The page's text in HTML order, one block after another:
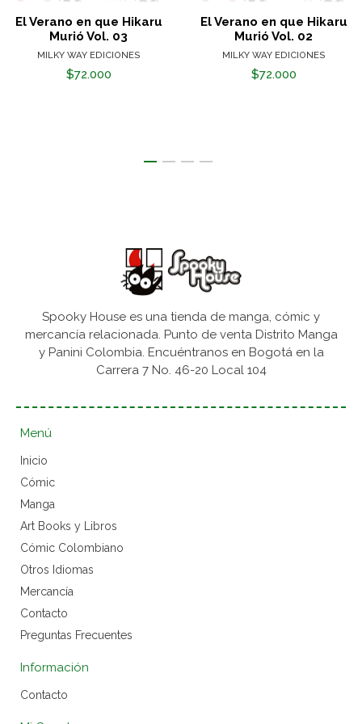
El Verano en que Hikaru
Murió Vol. 03
MILKY WAY EDICIONES
$72.000
El Verano en que Hikaru
Murió Vol. 02
MILKY WAY EDICIONES
$72.000
Spooky House es una tienda de manga, cómic y
mercancía relacionada. Punto de venta Distrito Manga
y Panini Colombia. Encuéntranos en Bogotá en la
Carrera 7 No. 46-20 Local 104
Menú
Inicio
Cómic
Manga
Art Books y Libros
Cómic Colombiano
Otros Idiomas
Mercancía
Contacto
Preguntas Frecuentes
Información
Contacto